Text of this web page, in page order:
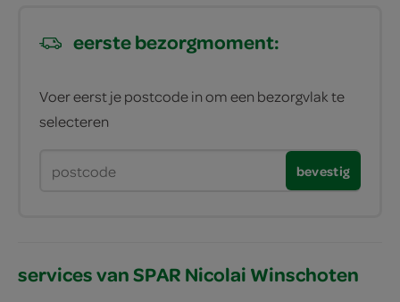
eerste bezorgmoment:
Voer eerst je postcode in om een bezorgvlak te
selecteren
bevestig
services van SPAR Nicolai Winschoten